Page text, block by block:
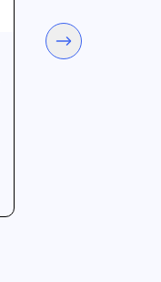
Automaat